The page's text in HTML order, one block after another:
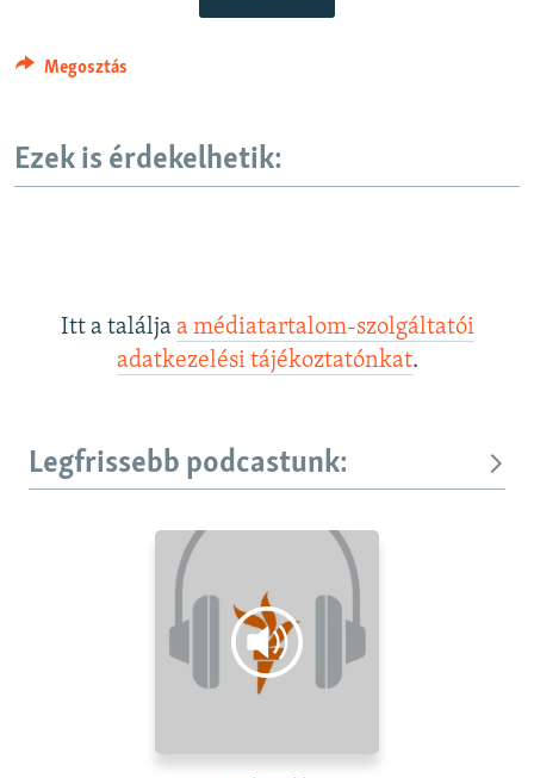
Megosztás
Ezek is érdekelhetik:
Itt a találja a médiatartalom-szolgáltatói
adatkezelési tájékoztatónkat.
Legfrissebb podcastunk: